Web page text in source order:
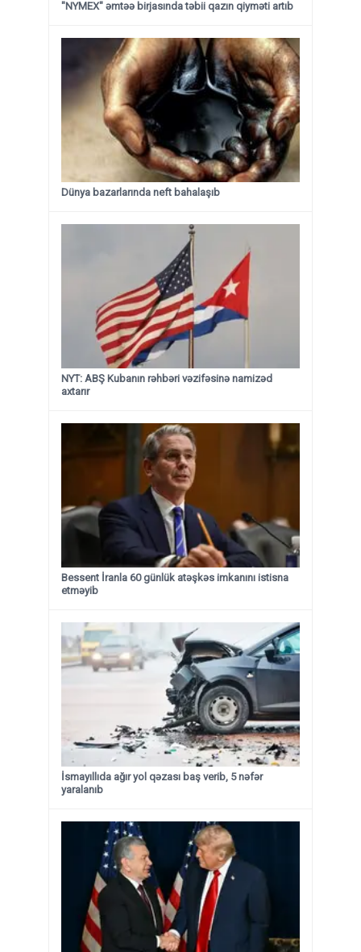
"NYMEX" əmtəə birjasında təbii qazın qiyməti artıb
Dünya bazarlarında neft bahalaşıb
NYT: ABŞ Kubanın rəhbəri vəzifəsinə namizəd
axtarır
Bessent İranla 60 günlük atəşkəs imkanını istisna
etməyib
İsmayıllıda ağır yol qəzası baş verib, 5 nəfər
yaralanıb